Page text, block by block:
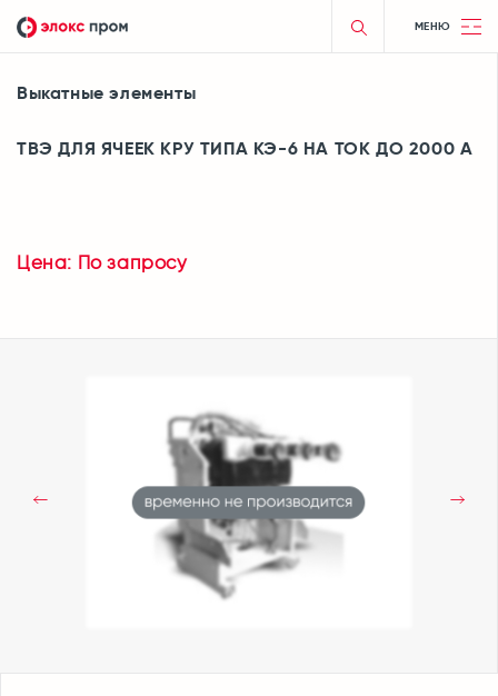
МЕНЮ
Выкатные элементы
ТВЭ ДЛЯ ЯЧЕЕК КРУ ТИПА КЭ-6 НА ТОК ДО 2000 А
Цена: По запросу